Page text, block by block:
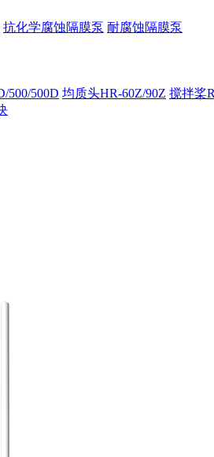
抗化学腐蚀隔膜泵 耐腐蚀隔膜泵
500/500D 均质头HR-60Z/90Z 搅拌桨